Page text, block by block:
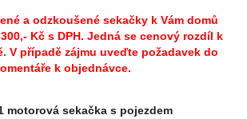
a odzkoušené sekačky k Vám domů
Kč s DPH. Jedná se cenový rozdíl k
V případě zájmu uveďte požadavek do
k objednávce.
motorová sekačka s pojezdem